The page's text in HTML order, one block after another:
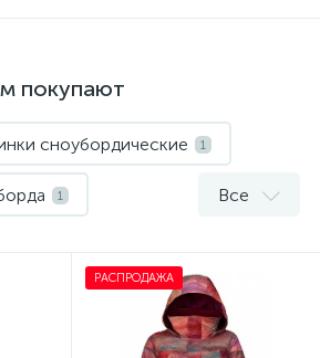
покупают
сноубордические 1
1
Шлемы
Все
РАСПРОДАЖА